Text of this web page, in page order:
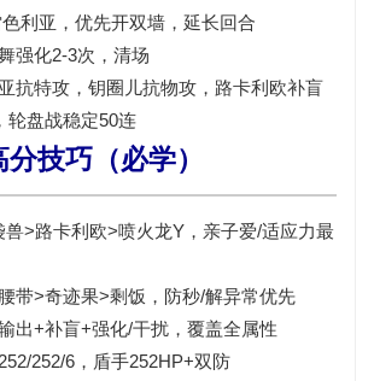
利亚， 优先开双墙 ，延长回合
强化2-3次 ，清场
抗特攻，钥圈儿抗物攻，路卡利欧补盲
轮盘战稳定50连
技巧（必学）
兽>路卡利欧>喷火龙Y，亲子爱/适应力最
带>奇迹果>剩饭，防秒/解异常优先
出+补盲+强化/干扰，覆盖全属性
252/252/6 ，盾手252HP+双防